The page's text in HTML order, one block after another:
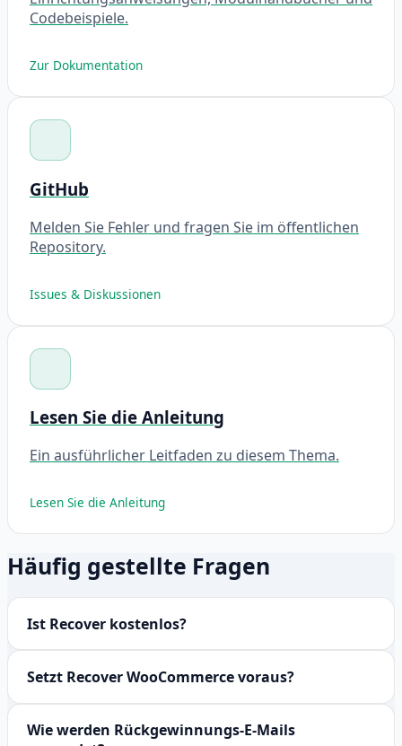
Codebeispiele.
Zur Dokumentation
GitHub
Melden Sie Fehler und fragen Sie im öffentlichen
Repository.
Issues & Diskussionen
Lesen Sie die Anleitung
Ein ausführlicher Leitfaden zu diesem Thema.
Lesen Sie die Anleitung
Häufig gestellte Fragen
Ist Recover kostenlos?
Setzt Recover WooCommerce voraus?
Wie werden Rückgewinnungs-E-Mails